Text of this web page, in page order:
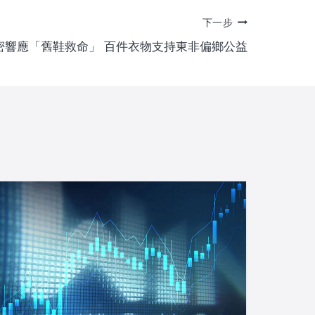
下一步
響應「舊鞋救命」 百件衣物支持東非偏鄉公益